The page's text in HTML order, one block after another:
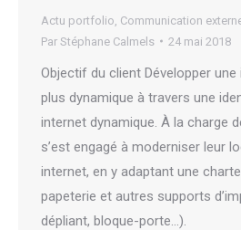
Actu portfolio Communication
Par Stéphane Calmels 24 mai 2018
Objectif du client Développer
plus dynamique à travers une
internet dynamique. À la charge
s’est engagé à moderniser leur
internet, en y adaptant une
papeterie et autres supports
dépliant, bloque-porte…).